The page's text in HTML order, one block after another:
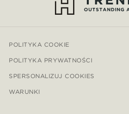
POLITYKA COOKIE
POLITYKA PRYWATNOŚCI
SPERSONALIZUJ COOKIES
WARUNKI